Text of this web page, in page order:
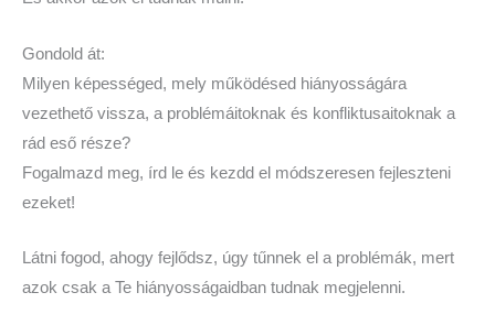
Gondold át:
Milyen képességed, mely működésed hiányosságára
vezethető vissza, a problémáitoknak és konfliktusaitoknak a
rád eső része?
Fogalmazd meg, írd le és kezdd el módszeresen fejleszteni
ezeket!
Látni fogod, ahogy fejlődsz, úgy tűnnek el a problémák, mert
azok csak a Te hiányosságaidban tudnak megjelenni.